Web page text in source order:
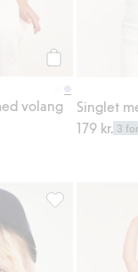
volang
Singlet
179 kr. 3
Legg til i
Sett med